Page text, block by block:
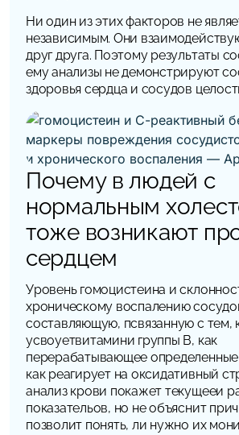
Ни один из этих факторов не
независимым. Они
друг друга. Поэтому результаты
ему анализы не демонстрируют
здоровья сердца и сосудов
Почему в людей с
нормальным
тоже возникают
сердцем
Уровень гомоцистеина и
хроническому воспалению
составляющую, псвязанную с тем,
усвоуетвитамини группы B, как
перерабатывающее
как реагирует на оксидативный
анализ крови покажет текущееи
показательов, но не объяснит
позволит понять, ли нужно их